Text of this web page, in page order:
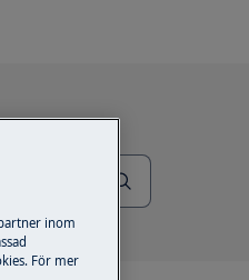
inom
För mer